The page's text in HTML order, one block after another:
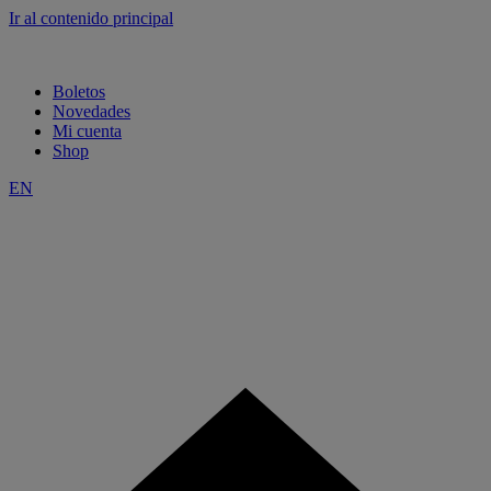
Ir al contenido principal
Boletos
Novedades
Mi cuenta
Shop
EN